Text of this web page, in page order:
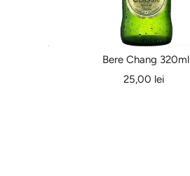
Bere Chang 320ml
25,00 lei